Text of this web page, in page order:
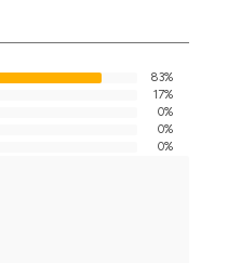
83%
17%
0%
0%
0%